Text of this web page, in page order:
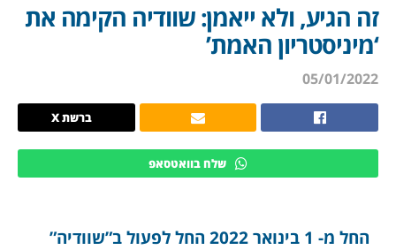
זה הגיע, ולא ייאמן: שוודיה הקימה את
‘מיניסטריון האמת’
05/01/2022
ברשת X
שלח בוואטסאפ
החל מ- 1 בינואר 2022 החל לפעול ב”שוודיה”